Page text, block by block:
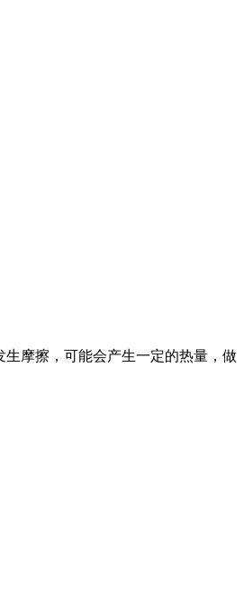
摩擦，可能会产生一定的热量，做